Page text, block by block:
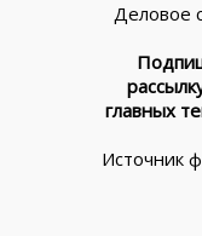
Деловое
главных
Источник